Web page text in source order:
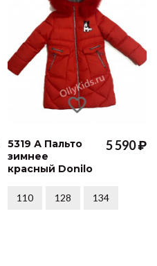
5319 А Пальто
зимнее
красный Donilo
5 590 ₽
110 128 134